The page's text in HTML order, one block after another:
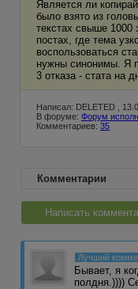
Является ли
было взято из
текстах свыше 1000
постах, где тема
воспользоваться
нужны синонимы. Я
3 отказа - стата на
Написал: DELETED ,
В форуме: Форум
Комментариев: 35
Комментарии
Написать
Лучший
Бывает, я
полдня.))))